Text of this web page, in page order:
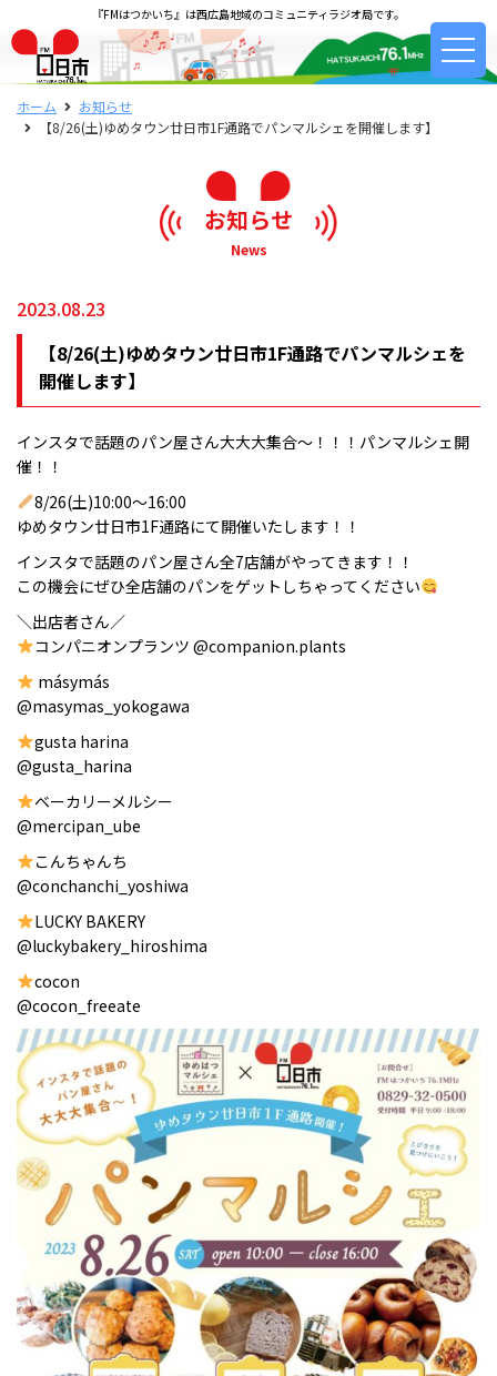
『FMはつかいち』は西広島地域のコミュニティラジオ局です。
ホーム
お知らせ
【8/26(土)ゆめタウン廿日市1F通路でパンマルシェを開催します】
お知らせ
News
2023.08.23
【8/26(土)ゆめタウン廿日市1F通路でパンマルシェを
開催します】
インスタで話題のパン屋さん大大大集合〜！！！パンマルシェ開
催！！
8/26(土)10:00〜16:00
ゆめタウン廿日市1F通路にて開催いたします！！
インスタで話題のパン屋さん全7店舗がやってきます！！
この機会にぜひ全店舗のパンをゲットしちゃってください
＼出店者さん／
コンパニオンプランツ @companion.plants
másymás
@masymas_yokogawa
gusta harina
@gusta_harina
ベーカリーメルシー
@mercipan_ube
こんちゃんち
@conchanchi_yoshiwa
LUCKY BAKERY
@luckybakery_hiroshima
cocon
@cocon_freeate